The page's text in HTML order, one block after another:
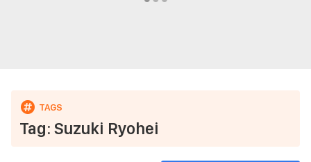
Tag: Suzuki Ryohei